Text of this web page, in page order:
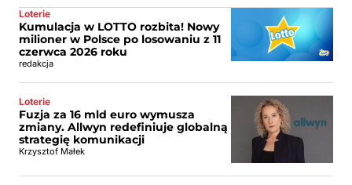
Loterie
Kumulacja w LOTTO rozbita! Nowy
milioner w Polsce po losowaniu z 11
czerwca 2026 roku
redakcja
Loterie
Fuzja za 16 mld euro wymusza
zmiany. Allwyn redefiniuje globalną
strategię komunikacji
Krzysztof Małek